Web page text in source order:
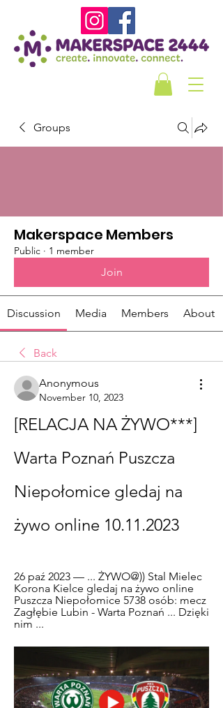
Groups
Makerspace Members
Public · 1 member
Join
Discussion Media Members About
Back
Anonymous
November 10, 2023
[RELACJA NA ŻYWO***]
Warta Poznań Puszcza
Niepołomice gledaj na
żywo online 10.11.2023
26 paź 2023 — ... ŻYWO@)) Stal Mielec
Korona Kielce gledaj na żywo online
Puszcza Niepołomice 5738 osób: mecz
Zagłębie Lubin - Warta Poznań ... Dzięki
nim ...